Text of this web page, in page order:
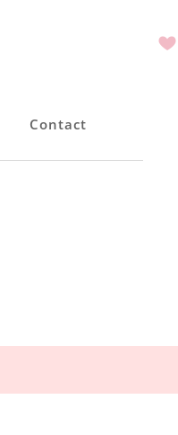
Contact